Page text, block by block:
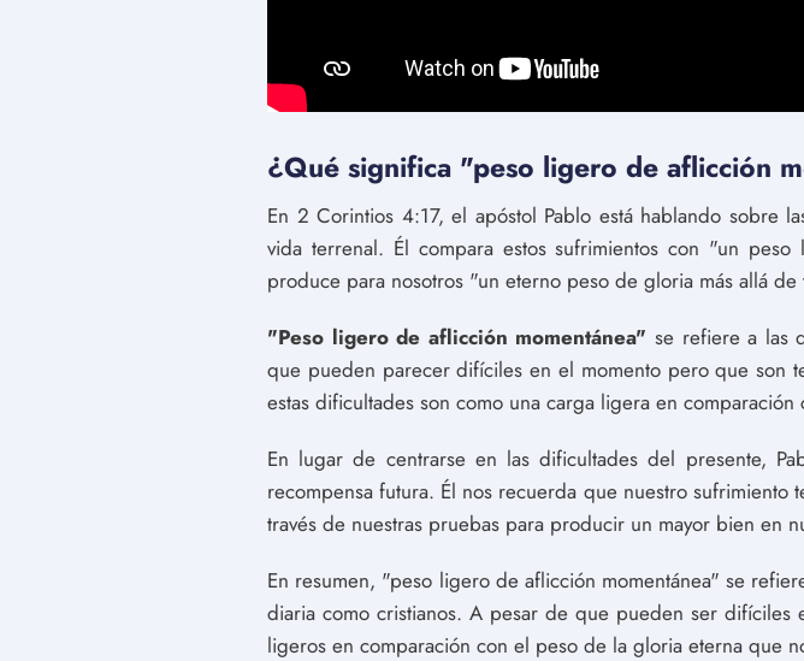
¿Qué significa "peso ligero de aflicción
En 2 Corintios 4:17, el apóstol Pablo está hablando sobre
vida terrenal. Él compara estos sufrimientos con "un
produce para nosotros "un eterno peso de gloria más allá de
"Peso ligero de aflicción momentánea" se refiere a las
que pueden parecer difíciles en el momento pero que son
estas dificultades son como una carga ligera en
En lugar de centrarse en las dificultades del presente,
recompensa futura. Él nos recuerda que nuestro sufrimiento
través de nuestras pruebas para producir un mayor bien en
En resumen, "peso ligero de aflicción momentánea" se
diaria como cristianos. A pesar de que pueden ser difíciles
ligeros en comparación con el peso de la gloria eterna que